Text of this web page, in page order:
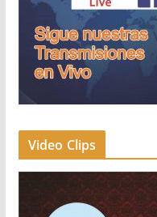
Video Clips